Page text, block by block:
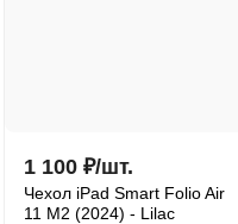
1 100 ₽/шт.
Чехол iPad Smart Folio Air
11 M2 (2024) - Lilac